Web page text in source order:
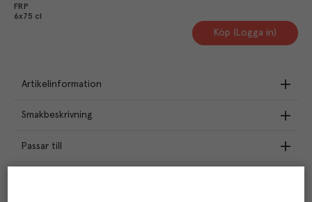
FRP
6x75 cl
Köp (Logga in)
Artikelinformation
Smakbeskrivning
Passar till